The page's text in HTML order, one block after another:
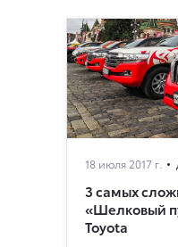
18 июля 2017 г.
3 самых
«Шелковый
Toyota